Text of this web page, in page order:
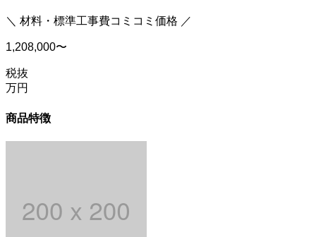
＼ 材料・標準工事費コミコミ価格 ／
1,208,000〜
税抜
万円
商品特徴